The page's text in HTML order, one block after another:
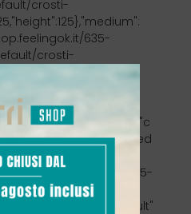
crosti-
635-
crosti-
635-
crosti-
shop.feelingok.it/635-
crosti-